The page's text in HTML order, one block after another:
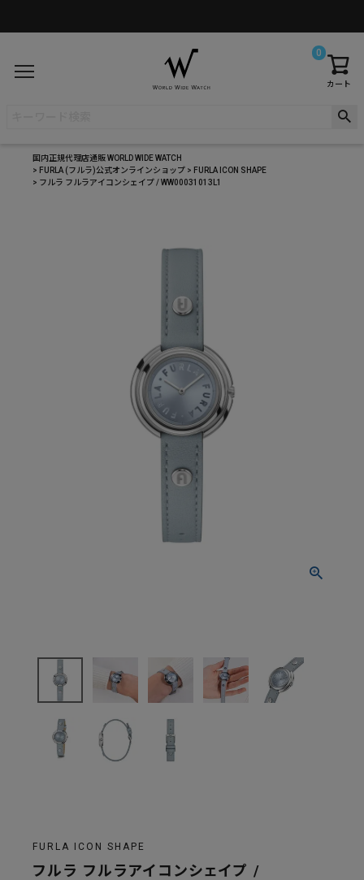
カート
0
国内正規代理店通販 WORLD WIDE WATCH
FURLA (フルラ)公式オンラインショップ
FURLA ICON SHAPE
フルラ フルラアイコンシェイプ / WW00031013L1
FURLA ICON SHAPE
フルラ フルラアイコンシェイプ /